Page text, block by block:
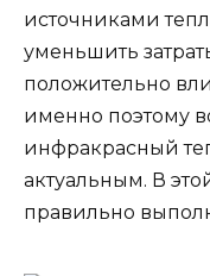
источниками
уменьшить
положительно
именно поэтому
инфракрасный
актуальным. В
правильно